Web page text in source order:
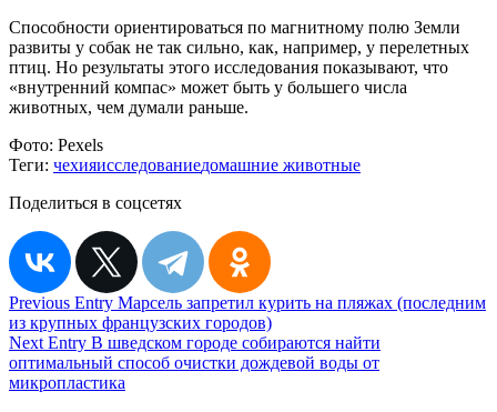
Способности ориентироваться по магнитному полю Земли
развиты у собак не так сильно, как, например, у перелетных
птиц. Но результаты этого исследования показывают, что
«внутренний компас» может быть у большего числа
животных, чем думали раньше.
Фото: Pexels
Теги: чехияисследованиедомашние животные
Поделиться в соцсетях
Навигация
по
записям
Previous Entry Марсель запретил курить на пляжах (последним
из крупных французских городов)
Next Entry В шведском городе собираются найти
оптимальный способ очистки дождевой воды от
микропластика